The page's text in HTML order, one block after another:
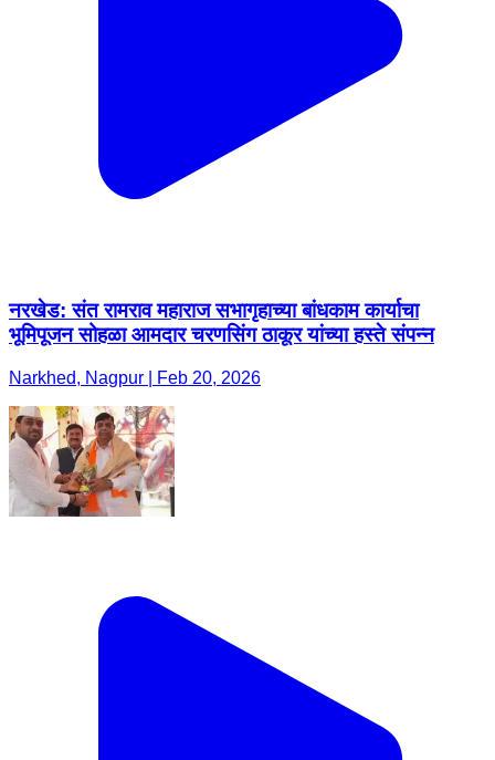
नरखेड: संत रामराव महाराज सभागृहाच्या बांधकाम कार्याचा
भूमिपूजन सोहळा आमदार चरणसिंग ठाकूर यांच्या हस्ते संपन्न
Narkhed, Nagpur | Feb 20, 2026